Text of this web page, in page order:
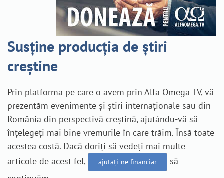
Susține producția de știri
creștine
Prin platforma pe care o avem prin Alfa Omega TV, vă
prezentăm evenimente și știri internaționale sau din
România din perspectivă creștină, ajutându-vă să
înțelegeți mai bine vremurile în care trăim. Însă toate
acestea costă. Dacă doriți să vedeți mai multe
articole de acest fel,
ajutați-ne financiar
să